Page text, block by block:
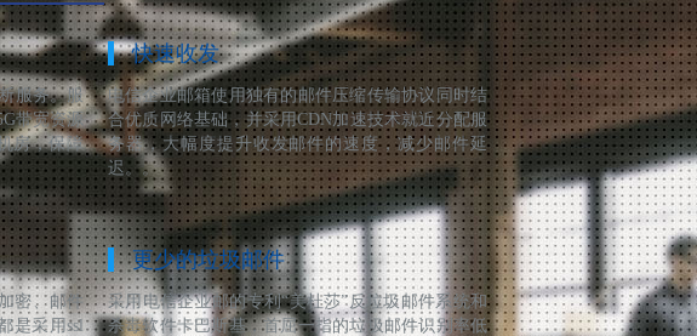
服务。服
带宽资源
房，保障
快速收发
电信企业邮箱使用独有的邮件压缩传输协议同时结
合优质网络基础，并采用CDN加速技术就近分配服
务器，大幅度提升收发邮件的速度，减少邮件延
迟。。
密、邮件
是采用ssl
更少的垃圾邮件
采用电信企业邮的专利“美杜莎”反垃圾邮件系统和
杀毒软件卡巴斯基，首屈一指的垃圾邮件识别率低